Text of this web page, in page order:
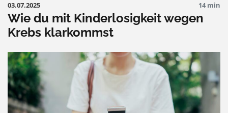
03.07.2025 14 min
Wie du mit Kinderlosigkeit wegen
Krebs klarkommst